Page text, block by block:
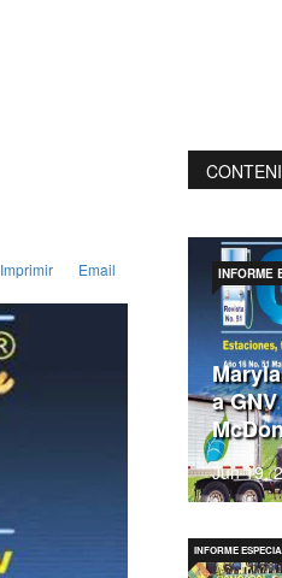
Imprimir Email
a
Jun 19,
INFORME
INFORME